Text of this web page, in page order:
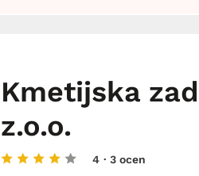
Kmetijska
z.o.o.
4 · 3 ocen